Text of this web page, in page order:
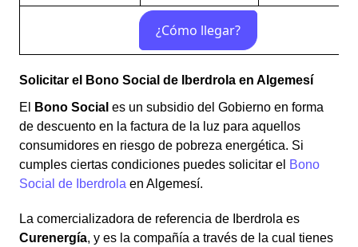
Solicitar el Bono Social de Iberdrola en Algemesí
El
Bono Social es un subsidio del Gobierno en forma
de descuento en la factura de la luz para aquellos
consumidores en riesgo de pobreza energética. Si
cumples ciertas condiciones puedes solicitar el Bono
Social de Iberdrola en Algemesí.
La comercializadora de referencia de Iberdrola es
Curenergía, y es la compañía a través de la cual tienes